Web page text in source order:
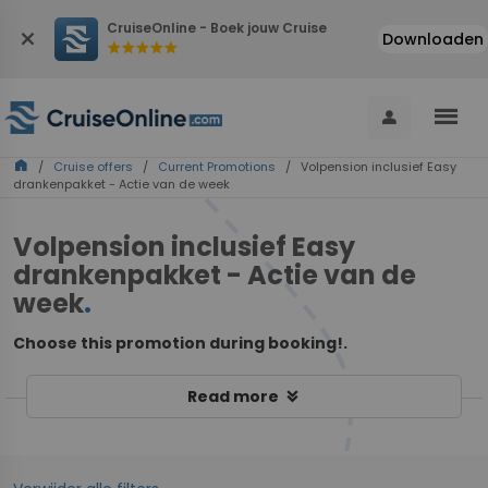
close CruiseOnline - Boek jouw Cruise
starstarstarstarstar Downloaden
person menu
home / Cruise offers / Current Promotions / Volpension inclusief Easy
drankenpakket - Actie van de week
Volpension inclusief Easy
drankenpakket - Actie van de
week.
Choose this promotion during booking!.
Read more keyboard_double_arrow_down